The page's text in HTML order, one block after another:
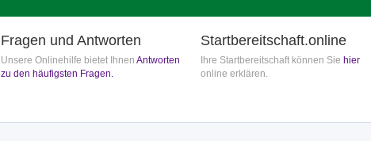
Fragen und Antworten
Unsere Onlinehilfe bietet Ihnen Antworten
zu den häufigsten Fragen.
Startbereitschaft.online
Ihre Startbereitschaft können Sie hier
online erklären.